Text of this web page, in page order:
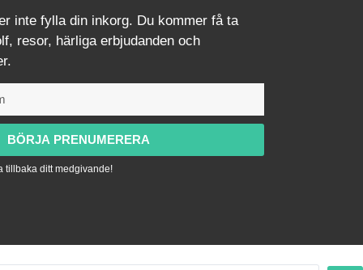
inte fylla din inkorg. Du kommer få ta
resor, härliga erbjudanden och
BÖRJA PRENUMERERA
tillbaka ditt medgivande!